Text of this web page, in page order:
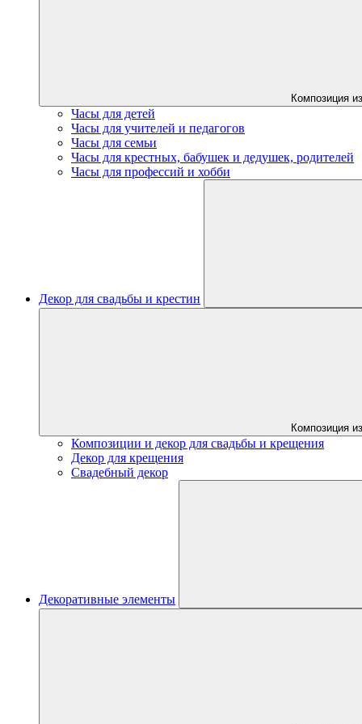
Композиция
Часы для детей
Часы для учителей и педагогов
Часы для семьи
Часы для крестных, бабушек и дедушек, родителей
Часы для профессий и хобби
Декор для свадьбы и крестин
Композиция
Композиции и декор для свадьбы и крещения
Декор для крещения
Свадебный декор
Декоративные элементы